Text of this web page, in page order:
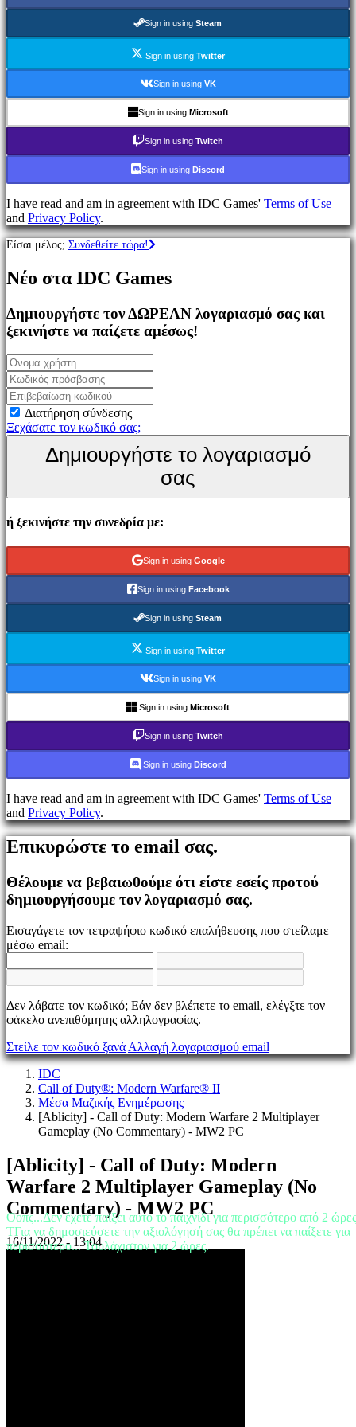
Παιχνίδια
Παιχνίδια
Παιχνίδια
Παιχνίδια
Racing
Casual
Indie
Simulation
games
Puzzle
games
games
Κοινότητα
Παιχνίδι
Εκδηλώσεις
εντός
παιχνιδιού
Νέα
Μέσα
Μαζικής
IDC
IDC
Υποστήριξη
Λογαριασμός
Σύνδεση
τον
σας;
Αλλαγή
γλώσσας
AR
BS
CS
DE
EL
EN
FI
FR
KO
NL
PL
PT
UK
VI
ZH
Το
Παιχνίδι
Sign in using Steam
Sign in using Twitter
Sign in using VK
Sign in using Microsoft
Sign in using Twitch
Sign in using Discord
I have read and am in agreement with IDC Games' Terms of Use
and Privacy Policy.
Είσαι μέλος; Συνδεθείτε τώρα!
Νέο στα IDC Games
Δημιουργήστε τον ΔΩΡΕΑΝ λογαριασμό σας και
ξεκινήστε να παίζετε αμέσως!
Διατήρηση σύνδεσης
Ξεχάσατε τον κωδικό σας;
Δημιουργήστε το λογαριασμό
σας
ή ξεκινήστε την συνεδρία με:
Sign in using Google
Sign in using Facebook
Sign in using Steam
Sign in using Twitter
Sign in using VK
Sign in using Microsoft
Sign in using Twitch
Sign in using Discord
I have read and am in agreement with IDC Games' Terms of Use
and Privacy Policy.
Επικυρώστε το email σας.
Θέλουμε να βεβαιωθούμε ότι είστε εσείς προτού
δημιουργήσουμε τον λογαριασμό σας.
Εισαγάγετε τον τετραψήφιο κωδικό επαλήθευσης που στείλαμε
μέσω email:
Δεν λάβατε τον κωδικό; Εάν δεν βλέπετε το email, ελέγξτε τον
φάκελο ανεπιθύμητης αλληλογραφίας.
Στείλε τον κωδικό ξανά Αλλαγή λογαριασμού email
IDC
Call of Duty®: Modern Warfare® II
Μέσα Μαζικής Ενημέρωσης
[Ablicity] - Call of Duty: Modern Warfare 2 Multiplayer
Gameplay (No Commentary) - MW2 PC
[Ablicity] - Call of Duty: Modern
Warfare 2 Multiplayer Gameplay (No
Commentary) - MW2 PC
16/11/2022 - 13:04
Οοπς...Δεν έχετε παίξει αυτο το παιχνίδι για περισσότερο από 2 ώρες
TΓια να δημοσιεύσετε την αξιολόγησή σας θα πρέπει να παίξετε για
περισσότερο... Τουλάχιστον για 2 ώρες.